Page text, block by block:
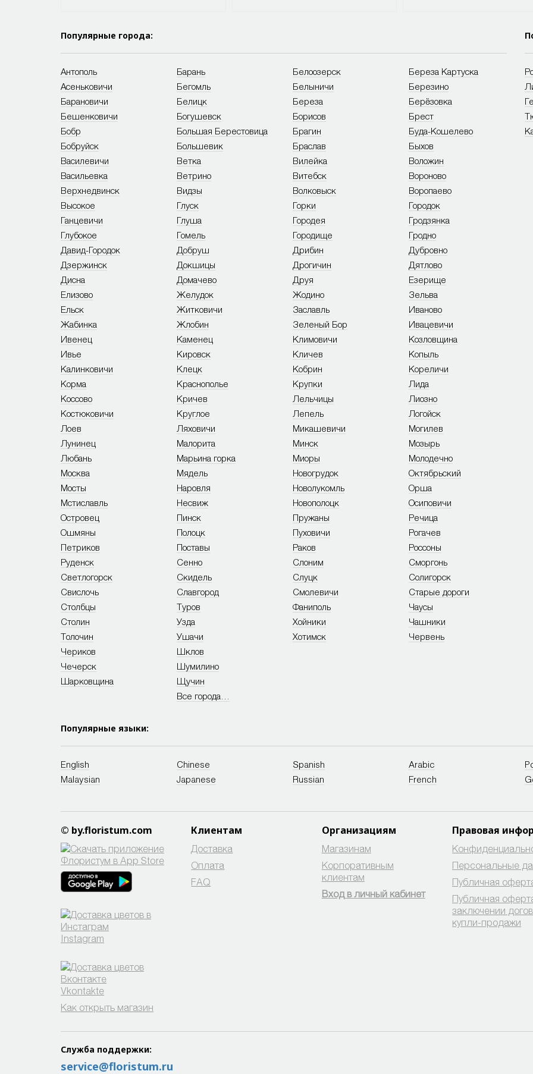
Популярные города:
Антополь
Асеньковичи
Барановичи
Барань
Бегомль
Белицк
Белоозерск
Белыничи
Береза
Береза Картуска
Березино
Берёзовка
Бешенковичи
Бобр
Бобруйск
Богушевск
Большая Берестовица
Большевик
Борисов
Брагин
Браслав
Брест
Буда-Кошелево
Быхов
Василевичи
Васильевка
Верхнедвинск
Ветка
Ветрино
Видзы
Вилейка
Витебск
Волковыск
Воложин
Вороново
Воропаево
Высокое
Ганцевичи
Глубокое
Глуск
Глуша
Гомель
Горки
Городея
Городище
Городок
Гродзянка
Гродно
Давид-Городок
Дзержинск
Дисна
Добруш
Докшицы
Домачево
Дрибин
Дрогичин
Друя
Дубровно
Дятлово
Езерище
Елизово
Ельск
Жабинка
Желудок
Житковичи
Жлобин
Жодино
Заславль
Зеленый Бор
Зельва
Иваново
Ивацевичи
Ивенец
Ивье
Калинковичи
Каменец
Кировск
Клецк
Климовичи
Кличев
Кобрин
Козловщина
Копыль
Кореличи
Корма
Коссово
Костюковичи
Краснополье
Кричев
Круглое
Крупки
Лельчицы
Лепель
Лида
Лиозно
Логойск
Лоев
Лунинец
Любань
Ляховичи
Малорита
Марьина горка
Микашевичи
Минск
Миоры
Могилев
Мозырь
Молодечно
Москва
Мосты
Мстиславль
Мядель
Наровля
Несвиж
Новогрудок
Новолукомль
Новополоцк
Октябрьский
Орша
Осиповичи
Островец
Ошмяны
Петриков
Пинск
Полоцк
Поставы
Пружаны
Пуховичи
Раков
Речица
Рогачев
Россоны
Руденск
Светлогорск
Свислочь
Сенно
Скидель
Славгород
Слоним
Слуцк
Смолевичи
Сморгонь
Солигорск
Старые дороги
Столбцы
Столин
Толочин
Туров
Узда
Ушачи
Фаниполь
Хойники
Хотимск
Чаусы
Чашники
Червень
Чериков
Чечерск
Шарковщина
Шклов
Шумилино
Щучин
Все города…
Популярные языки:
English
Malaysian
Chinese
Japanese
Spanish
Russian
Arabic
French
© by.floristum.com
Instagram
Vkontakte
Как открыть магазин
Клиентам
Доставка
Оплата
FAQ
Организациям
Магазинам
Корпоративным
клиентам
Вход в личный кабинет
Правовая
Персональные
Публичная
Публичная
заключении
купли-продажи
Служба поддержки:
service@floristum.ru